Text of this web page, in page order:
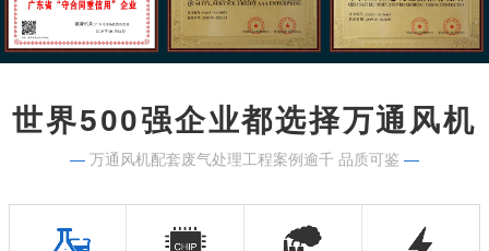
世界500强企业都选择万通风机
— 万通风机配套废气处理工程案例逾千 品质可鉴 —